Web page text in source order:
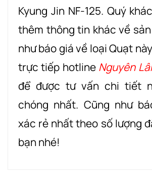
Kyung Jin NF-125. Quý
thêm thông tin khác về
như báo giá về loại Quạt
trực tiếp hotline Nguyên
để được tư vấn chi tiết
chóng nhất. Cũng như
xác rẻ nhất theo số lượng
bạn nhé!